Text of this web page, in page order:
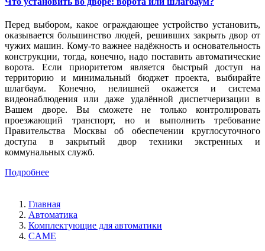
Перед выбором, какое ограждающее устройство установить,
оказывается большинство людей, решивших закрыть двор от
чужих машин. Кому-то важнее надёжность и основательность
конструкции, тогда, конечно, надо поставить автоматические
ворота. Если приоритетом является быстрый доступ на
территорию и минимальный бюджет проекта, выбирайте
шлагбаум. Конечно, нелишней окажется и система
видеонаблюдения или даже удалённой диспетчеризации в
Вашем дворе. Вы сможете не только контролировать
проезжающий транспорт, но и выполнить требование
Правительства Москвы об обеспечении круглосуточного
доступа в закрытый двор техники экстренных и
коммунальных служб.
Подробнее
Главная
Автоматика
Комплектующие для автоматики
CAME